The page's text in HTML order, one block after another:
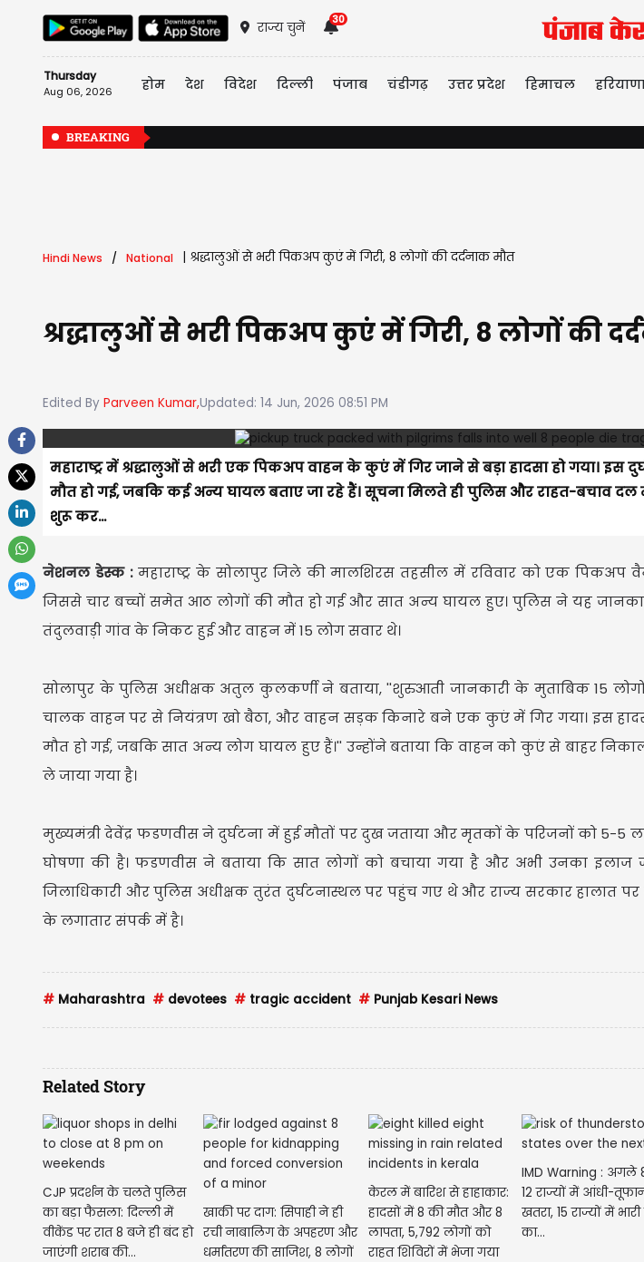
राज्य चुनें
30
Thursday
Aug 06, 2026 होम देश विदेश दिल्ली पंजाब चंडीगढ़ उत्तर प्रदेश हिमाचल
BREAKING
Hindi News National श्रद्धालुओं से भरी पिकअप कुएं में गिरी, 8 लोगों की दर्दनाक मौत
श्रद्धालुओं से भरी पिकअप कुएं में गिरी, 8 लोगों की
Edited By Parveen Kumar,Updated: 14 Jun, 2026 08:51 PM
महाराष्ट्र में श्रद्धालुओं से भरी एक पिकअप वाहन के कुएं में गिर जाने से बड़ा हादसा हो गया। इस
मौत हो गई, जबकि कई अन्य घायल बताए जा रहे हैं। सूचना मिलते ही पुलिस और राहत-बचाव
शुरू कर...
नेशनल डेस्क :महाराष्ट्र के सोलापुर जिले की मालशिरस तहसील में रविवार को एक
जिससे चार बच्चों समेत आठ लोगों की मौत हो गई और सात अन्य घायल हुए। पुलिस ने यह
तंदुलवाड़ी गांव के निकट हुई और वाहन में 15 लोग सवार थे।
सोलापुर के पुलिस अधीक्षक अतुल कुलकर्णी ने बताया, ''शुरुआती जानकारी के मुताबिक 15
चालक वाहन पर से नियंत्रण खो बैठा, और वाहन सड़क किनारे बने एक कुएं में गिर गया। इस
मौत हो गई, जबकि सात अन्य लोग घायल हुए हैं।'' उन्होंने बताया कि वाहन को कुएं से बाहर
ले जाया गया है।
मुख्यमंत्री देवेंद्र फडणवीस ने दुर्घटना में हुई मौतों पर दुख जताया और मृतकों के परिजनों को 5-5
घोषणा की है। फडणवीस ने बताया कि सात लोगों को बचाया गया है और अभी उनका इलाज
जिलाधिकारी और पुलिस अधीक्षक तुरंत दुर्घटनास्थल पर पहुंच गए थे और राज्य सरकार हालात
के लगातार संपर्क में है।
# Maharashtra # devotees # tragic accident # Punjab Kesari News
Related Story
CJP प्रदर्शन के चलते पुलिस
का बड़ा फैसला: दिल्ली में
वीकेंड पर रात 8 बजे ही बंद हो
जाएंगी शराब की...
खाकी पर दाग: सिपाही ने ही
रची नाबालिग के अपहरण और
धर्मांतरण की साजिश, 8 लोगों
केरल में बारिश से हाहाकार:
हादसों में 8 की मौत और 8
लापता, 5,792 लोगों को
राहत शिविरों में भेजा गया
IMD Warning : अगले
12 राज्यों में आंधी-
खतरा, 15 राज्यों में भारी
का...